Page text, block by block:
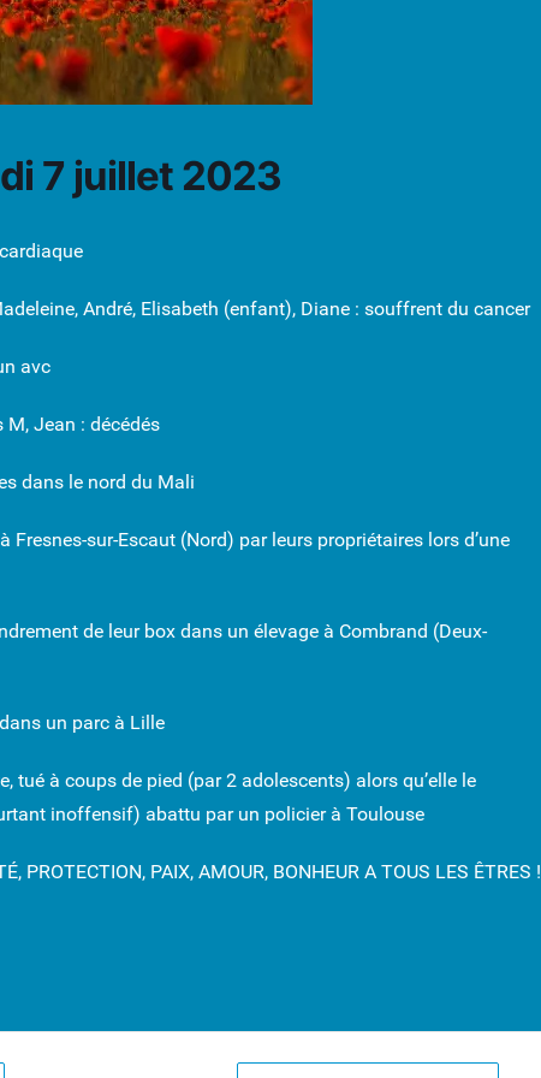
7 juillet 2023
André, Elisabeth (enfant), Diane : souffrent du cancer
avc
M, Jean : décédés
dans le nord du Mali
sur-Escaut (Nord) par leurs propriétaires lors d’une
de leur box dans un élevage à Combrand (Deux-
un parc à Lille
tué à coups de pied (par 2 adolescents) alors qu’elle le
inoffensif) abattu par un policier à Toulouse
PROTECTION, PAIX, AMOUR, BONHEUR A TOUS LES ÊTRES !